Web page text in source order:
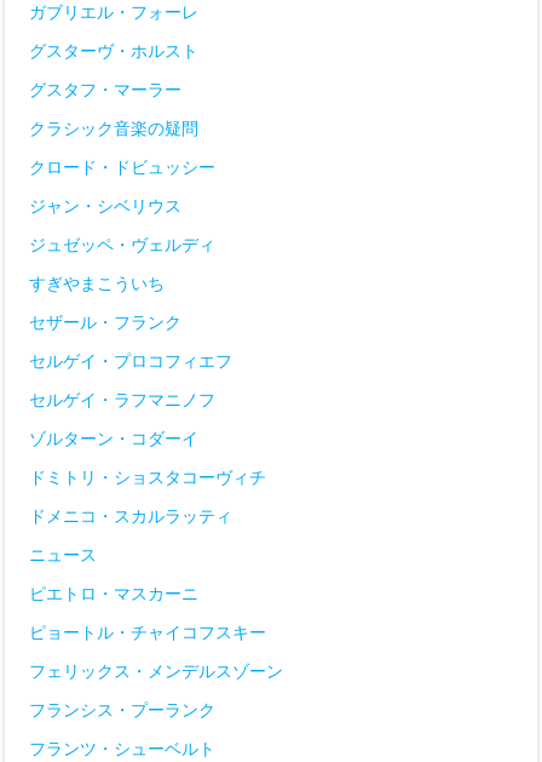
ガブリエル・フォーレ
グスターヴ・ホルスト
グスタフ・マーラー
クラシック音楽の疑問
クロード・ドビュッシー
ジャン・シベリウス
ジュゼッペ・ヴェルディ
すぎやまこういち
セザール・フランク
セルゲイ・プロコフィエフ
セルゲイ・ラフマニノフ
ゾルターン・コダーイ
ドミトリ・ショスタコーヴィチ
ドメニコ・スカルラッティ
ニュース
ピエトロ・マスカーニ
ピョートル・チャイコフスキー
フェリックス・メンデルスゾーン
フランシス・プーランク
フランツ・シューベルト